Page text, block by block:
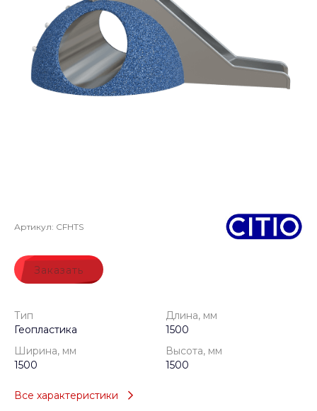
Артикул: CFHTS
Заказать
Тип
Геопластика
Длина, мм
1500
Ширина, мм
1500
Высота, мм
1500
Все характеристики